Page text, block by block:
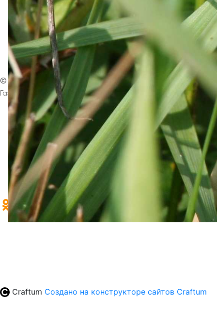
©Интернет-издание Магнезитовец
Газета основана 16 марта 1930 года
Главная
Контакты
Афиша
Архив выпусков
+7 (35161) 9-48-99
news@magnezit.com
afilippova@magnezit.com
Craftum Создано на конструкторе сайтов Craftum